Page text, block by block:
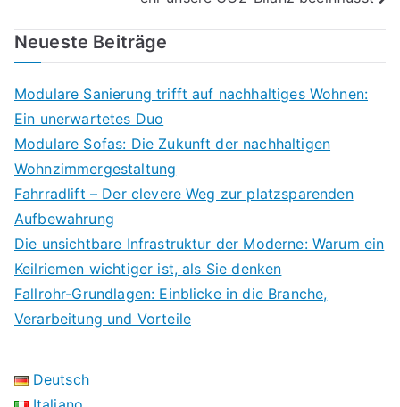
Neueste Beiträge
Modulare Sanierung trifft auf nachhaltiges Wohnen:
Ein unerwartetes Duo
Modulare Sofas: Die Zukunft der nachhaltigen
Wohnzimmergestaltung
Fahrradlift – Der clevere Weg zur platzsparenden
Aufbewahrung
Die unsichtbare Infrastruktur der Moderne: Warum ein
Keilriemen wichtiger ist, als Sie denken
Fallrohr-Grundlagen: Einblicke in die Branche,
Verarbeitung und Vorteile
Deutsch